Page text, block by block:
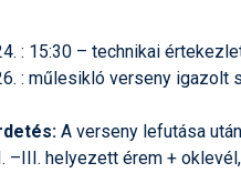
: 15:30 – technikai
: műlesikló verseny igazolt
A verseny lefutása
–III. helyezett érem +